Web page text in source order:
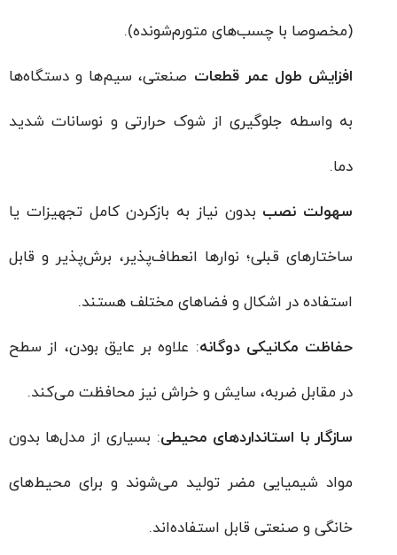
(مخصوصا با چسب‌های متورم‌شونده).
افزایش طول عمر قطعاتصنعتی، سیم‌ها و دستگاه‌ها
به واسطه جلوگیری از شوک حرارتی و نوسانات شدید
دما.
سهولت نصببدون نیاز به بازکردن کامل تجهیزات یا
ساختارهای قبلی؛ نوارها انعطاف‌پذیر، برش‌پذیر و قابل
استفاده در اشکال و فضاهای مختلف هستند.
حفاظت مکانیکی دوگانه: علاوه بر عایق بودن، از سطح
در مقابل ضربه، سایش و خراش نیز محافظت می‌کند.
سازگار با استانداردهای محیطی: بسیاری از مدل‌ها بدون
مواد شیمیایی مضر تولید می‌شوند و برای محیط‌های
خانگی و صنعتی قابل استفاده‌اند.